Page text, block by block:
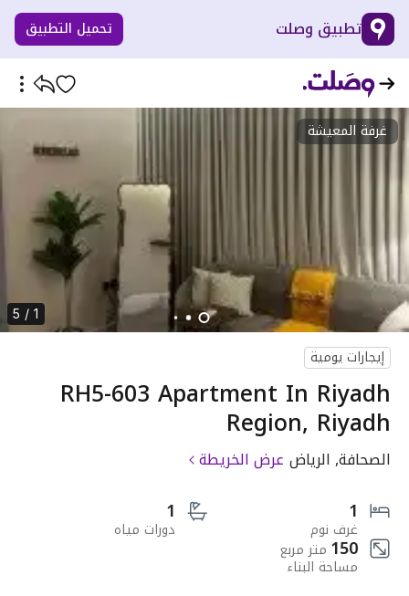
تطبيق وصلت تحميل التطبيق
غرفة المعيشة
1 / 5
إيجارات يومية
RH5-603 Apartment In Riyadh
Region, Riyadh
الصحافة, الرياض عرض الخريطة
1
غرف نوم
1
دورات مياه
150 متر مربع
مساحة البناء